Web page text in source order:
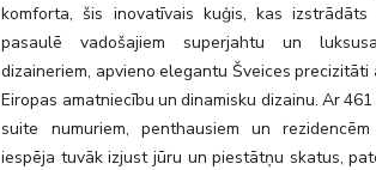
komforta, šis inovatīvais kuģis, kas
pasaulē vadošajiem superjahtu un
dizaineriem, apvieno elegantu Šveices precizitāti
Eiropas amatniecību un dinamisku dizainu. Ar
suite numuriem, penthausiem un
iespēja tuvāk izjust jūru un piestātņu skatus,